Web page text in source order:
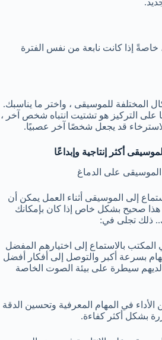
إذا كانت نابعة من نفس الفترة
المختلفة للموسيقى ، واختر ما يناسبك.
التركيز هو تشتيت انتباه شخص آخر ،
قد يجعل شخصًا آخر عصبيًا.
أكثر إنتاجية وإبداعًا
إلى الموسيقى أثناء العمل يمكن أن
هذا صحيح بشكل خاص إذا كان بإمكانك
ذلك تجلى في:
بالاستماع إلى اختيارهم المفضل
بسرعة أكبر والتوصل إلى أفكار أفضل
سيطرة على بيئة الصوت الخاصة
في المهام المعرفية وتحسين الدقة
بشكل أكثر كفاءة.